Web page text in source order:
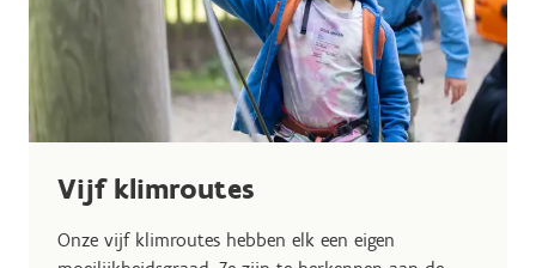
Vijf klimroutes
Onze vijf klimroutes hebben elk een eigen